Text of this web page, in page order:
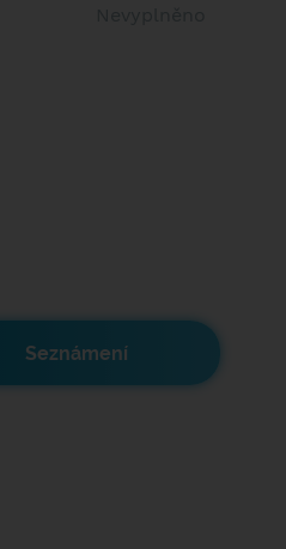
Seznámení